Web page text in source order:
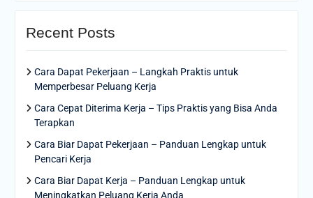
Recent Posts
Cara Dapat Pekerjaan – Langkah Praktis untuk
Memperbesar Peluang Kerja
Cara Cepat Diterima Kerja – Tips Praktis yang Bisa Anda
Terapkan
Cara Biar Dapat Pekerjaan – Panduan Lengkap untuk
Pencari Kerja
Cara Biar Dapat Kerja – Panduan Lengkap untuk
Meningkatkan Peluang Kerja Anda